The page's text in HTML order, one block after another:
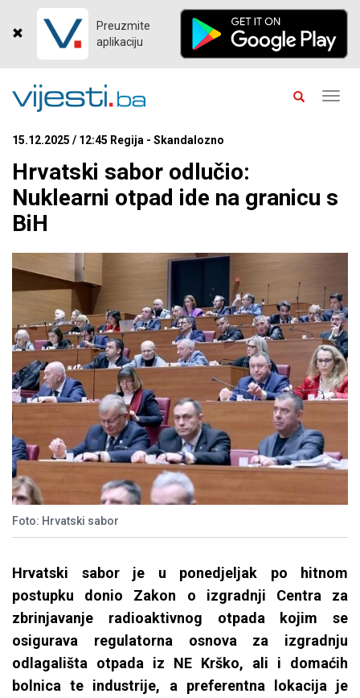
Preuzmite
aplikaciju
15.12.2025 / 12:45 Regija - Skandalozno
Hrvatski sabor odlučio:
Nuklearni otpad ide na granicu s
BiH
Foto: Hrvatski sabor
Hrvatski sabor je u ponedjeljak po hitnom
postupku donio Zakon o izgradnji Centra za
zbrinjavanje radioaktivnog otpada kojim se
osigurava regulatorna osnova za izgradnju
odlagališta otpada iz NE Krško, ali i domaćih
bolnica te industrije, a preferentna lokacija je